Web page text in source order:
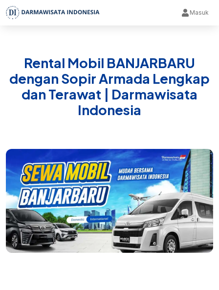
Masuk
Rental Mobil BANJARBARU
dengan Sopir Armada Lengkap
dan Terawat | Darmawisata
Indonesia